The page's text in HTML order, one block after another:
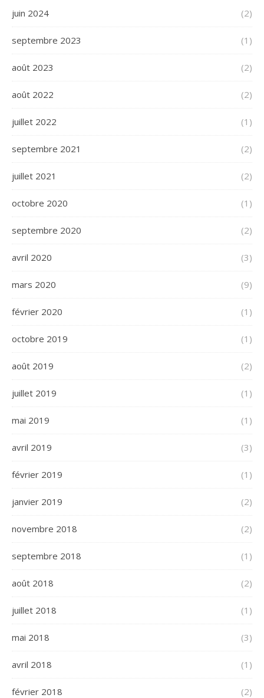
juin 2024 (2)
septembre 2023 (1)
août 2023 (2)
août 2022 (2)
juillet 2022 (1)
septembre 2021 (2)
juillet 2021 (2)
octobre 2020 (1)
septembre 2020 (2)
avril 2020 (3)
mars 2020 (9)
février 2020 (1)
octobre 2019 (1)
août 2019 (2)
juillet 2019 (1)
mai 2019 (1)
avril 2019 (3)
février 2019 (1)
janvier 2019 (2)
novembre 2018 (2)
septembre 2018 (1)
août 2018 (2)
juillet 2018 (1)
mai 2018 (3)
avril 2018 (1)
février 2018 (2)